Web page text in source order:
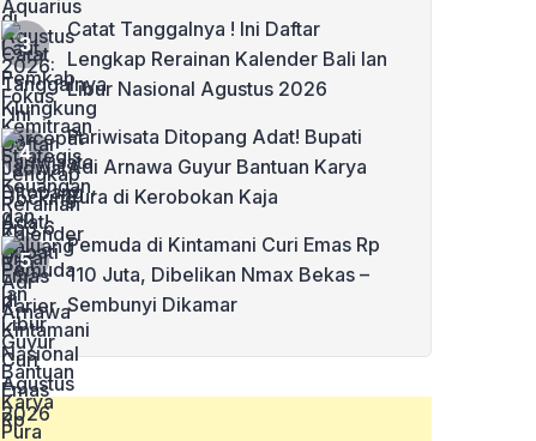
Catat Tanggalnya ! Ini Daftar
Lengkap Rerainan Kalender Bali lan
Libur Nasional Agustus 2026
Pariwisata Ditopang Adat! Bupati
Adi Arnawa Guyur Bantuan Karya
Pura di Kerobokan Kaja
Pemuda di Kintamani Curi Emas Rp
110 Juta, Dibelikan Nmax Bekas –
Sembunyi Dikamar